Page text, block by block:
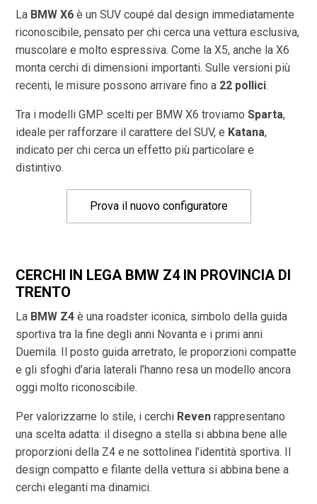
La BMW X6 è un SUV coupé dal design immediatamente
riconoscibile, pensato per chi cerca una vettura esclusiva,
muscolare e molto espressiva. Come la X5, anche la X6
monta cerchi di dimensioni importanti. Sulle versioni più
recenti, le misure possono arrivare fino a 22 pollici.
Tra i modelli GMP scelti per BMW X6 troviamoSparta,
ideale per rafforzare il carattere del SUV, e Katana,
indicato per chi cerca un effetto più particolare e
distintivo.
Prova il nuovo configuratore
CERCHI IN LEGA BMW Z4 IN PROVINCIA DI
TRENTO
La BMW Z4 è una roadster iconica, simbolo della guida
sportiva tra la fine degli anni Novanta e i primi anni
Duemila. Il posto guida arretrato, le proporzioni compatte
e gli sfoghi d’aria laterali l’hanno resa un modello ancora
oggi molto riconoscibile.
Per valorizzarne lo stile, i cerchi Reven rappresentano
una scelta adatta: il disegno a stella si abbina bene alle
proporzioni della Z4 e ne sottolinea l’identità sportiva. Il
design compatto e filante della vettura si abbina bene a
cerchi eleganti ma dinamici.